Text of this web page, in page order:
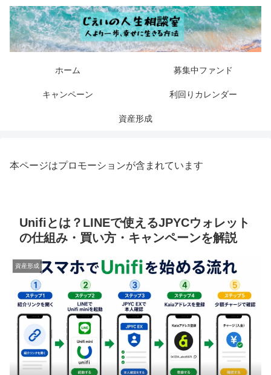
ホーム 募集中ファンド
キャンペーン 利回りカレンダー
資産形成
本ページはプロモーションが含まれています
Unifiとは？LINEで使えるJPYCウォレット
の仕組み・買い方・キャンペーンを解説
資産形成